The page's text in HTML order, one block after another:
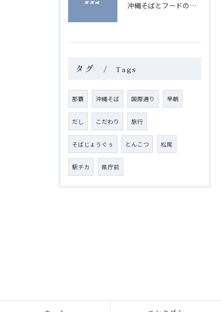
沖縄そばとフードの奥深さを沖縄県で体験し地元愛され名店を巡る旅ガイド
タグ Tags
那覇 沖縄そば 国際通り 早朝
だし こだわり 旅行
そばじょうぐぅ とんこつ 松尾
駅チカ 県庁前